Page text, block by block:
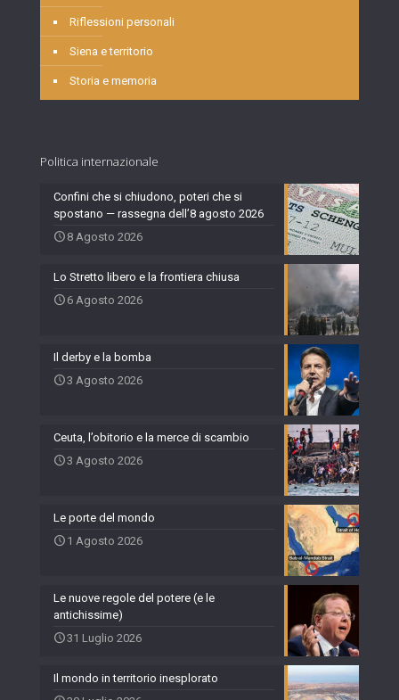
Riflessioni personali
Siena e territorio
Storia e memoria
Politica internazionale
Confini che si chiudono, poteri che si
spostano — rassegna dell’8 agosto 2026
8 Agosto 2026
Lo Stretto libero e la frontiera chiusa
6 Agosto 2026
Il derby e la bomba
3 Agosto 2026
Ceuta, l’obitorio e la merce di scambio
3 Agosto 2026
Le porte del mondo
1 Agosto 2026
Le nuove regole del potere (e le
antichissime)
31 Luglio 2026
Il mondo in territorio inesplorato